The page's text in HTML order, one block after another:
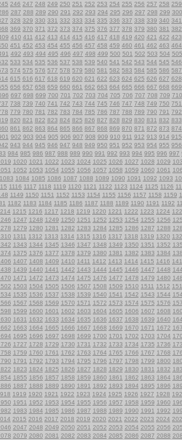
246 247 248 249 250 251 252 253 254 255 256 257 258 259
287 288 289 290 291 292 293 294 295 296 297 298 299 300
328 329 330 331 332 333 334 335 336 337 338 339 340 341
369 370 371 372 373 374 375 376 377 378 379 380 381 382
410 411 412 413 414 415 416 417 418 419 420 421 422 423
451 452 453 454 455 456 457 458 459 460 461 462 463 464
492 493 494 495 496 497 498 499 500 501 502 503 504 505
533 534 535 536 537 538 539 540 541 542 543 544 545 546
574 575 576 577 578 579 580 581 582 583 584 585 586 587
615 616 617 618 619 620 621 622 623 624 625 626 627 628
656 657 658 659 660 661 662 663 664 665 666 667 668 669
697 698 699 700 701 702 703 704 705 706 707 708 709 710
738 739 740 741 742 743 744 745 746 747 748 749 750 751
779 780 781 782 783 784 785 786 787 788 789 790 791 792
820 821 822 823 824 825 826 827 828 829 830 831 832 833
861 862 863 864 865 866 867 868 869 870 871 872 873 874
902 903 904 905 906 907 908 909 910 911 912 913 914 915
943 944 945 946 947 948 949 950 951 952 953 954 955 956
984 985 986 987 988 989 990 991 992 993 994 995 996 997
1020 1021 1022 1023 1024 1025 1026 1027 1028 1029
1052 1053 1054 1055 1056 1057 1058 1059 1060 1061
1083 1084 1085 1086 1087 1088 1089 1090 1091 1092 1093
1116 1117 1118 1119 1120 1121 1122 1123 1124 1125 1126
1149 1150 1151 1152 1153 1154 1155 1156 1157 1158 1159
1182 1183 1184 1185 1186 1187 1188 1189 1190 1191 1192
1215 1216 1217 1218 1219 1220 1221 1222 1223 1224
1247 1248 1249 1250 1251 1252 1253 1254 1255 1256
1279 1280 1281 1282 1283 1284 1285 1286 1287 1288
1311 1312 1313 1314 1315 1316 1317 1318 1319 1320
1343 1344 1345 1346 1347 1348 1349 1350 1351 1352
1375 1376 1377 1378 1379 1380 1381 1382 1383 1384
1407 1408 1409 1410 1411 1412 1413 1414 1415 1416
1439 1440 1441 1442 1443 1444 1445 1446 1447 1448
1471 1472 1473 1474 1475 1476 1477 1478 1479 1480
1503 1504 1505 1506 1507 1508 1509 1510 1511 1512
1535 1536 1537 1538 1539 1540 1541 1542 1543 1544
1567 1568 1569 1570 1571 1572 1573 1574 1575 1576
1599 1600 1601 1602 1603 1604 1605 1606 1607 1608
1631 1632 1633 1634 1635 1636 1637 1638 1639 1640
1663 1664 1665 1666 1667 1668 1669 1670 1671 1672
1695 1696 1697 1698 1699 1700 1701 1702 1703 1704
1727 1728 1729 1730 1731 1732 1733 1734 1735 1736
1759 1760 1761 1762 1763 1764 1765 1766 1767 1768
1791 1792 1793 1794 1795 1796 1797 1798 1799 1800
1823 1824 1825 1826 1827 1828 1829 1830 1831 1832
1855 1856 1857 1858 1859 1860 1861 1862 1863 1864
1887 1888 1889 1890 1891 1892 1893 1894 1895 1896
1919 1920 1921 1922 1923 1924 1925 1926 1927 1928
1951 1952 1953 1954 1955 1956 1957 1958 1959 1960
1983 1984 1985 1986 1987 1988 1989 1990 1991 1992
2015 2016 2017 2018 2019 2020 2021 2022 2023 2024
2047 2048 2049 2050 2051 2052 2053 2054 2055 2056
2079 2080 2081 2082 2083 2084 2085 2086 2087 2088